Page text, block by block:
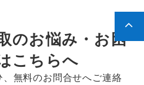
のお悩み・お困
こちらへ
無料のお問合せへご連絡